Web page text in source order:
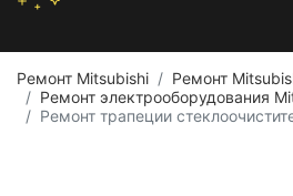
Ремонт Mitsubishi
Ремонт
Ремонт электрооборудования
Ремонт трапеции